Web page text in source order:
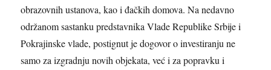
obrazovnih ustanova, kao i đačkih domova. Na nedavno
održanom sastanku predstavnika Vlade Republike Srbije i
Pokrajinske vlade, postignut je dogovor o investiranju ne
samo za izgradnju novih objekata, već i za popravku i